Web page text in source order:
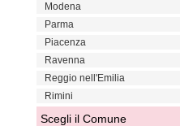
Modena
Parma
Piacenza
Ravenna
Reggio nell'Emilia
Rimini
Scegli il Comune